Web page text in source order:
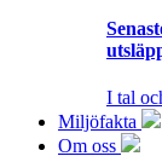
I tal
Miljöfakta
Om oss